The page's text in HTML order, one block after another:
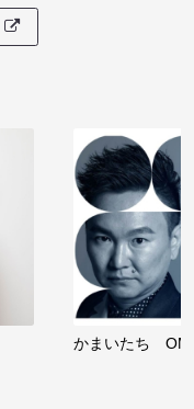
かまいたち